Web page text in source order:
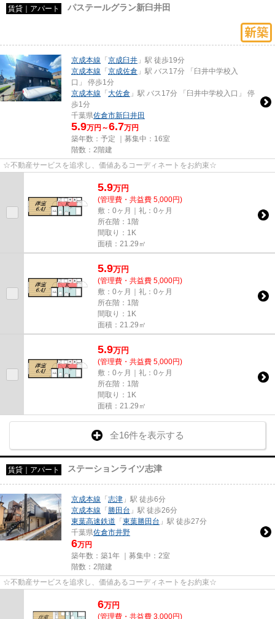
賃貸｜アパート パステールグラン新臼井田
京成本線 「 京成臼井 」駅 徒歩19分
京成本線 「 京成佐倉 」駅 バス17分 「臼井中学校入
口」 停歩1分
京成本線 「 大佐倉 」駅 バス17分 「臼井中学校入口」 停
歩1分
千葉県佐倉市新臼井田
5.9万円～6.7万円
築年数：予定 ｜募集中： 16室
階数：2階建
☆不動産サービスを追求し、価値あるコーディネートをお約束☆
5.9万円
(管理費・共益費 5,000円)
敷：0ヶ月｜礼：0ヶ月
所在階：1階
間取り：1K
面積：21.29㎡
5.9万円
(管理費・共益費 5,000円)
敷：0ヶ月｜礼：0ヶ月
所在階：1階
間取り：1K
面積：21.29㎡
5.9万円
(管理費・共益費 5,000円)
敷：0ヶ月｜礼：0ヶ月
所在階：1階
間取り：1K
面積：21.29㎡
全16件を表示する
賃貸｜アパート ステーションライツ志津
京成本線 「 志津 」駅 徒歩6分
京成本線 「 勝田台 」駅 徒歩26分
東葉高速鉄道 「 東葉勝田台 」駅 徒歩27分
千葉県佐倉市井野
6万円
築年数：築1年 ｜募集中： 2室
階数：2階建
☆不動産サービスを追求し、価値あるコーディネートをお約束☆
6万円
(管理費・共益費 3,000円)